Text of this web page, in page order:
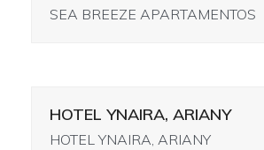
SEA BREEZE APARTAMENTOS
HOTEL YNAIRA, ARIANY
HOTEL YNAIRA, ARIANY